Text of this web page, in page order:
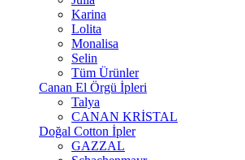
Karina
Lolita
Monalisa
Selin
Tüm Ürünler
Canan El Örgü İpleri
Talya
CANAN KRİSTAL
Doğal Cotton İpler
GAZZAL